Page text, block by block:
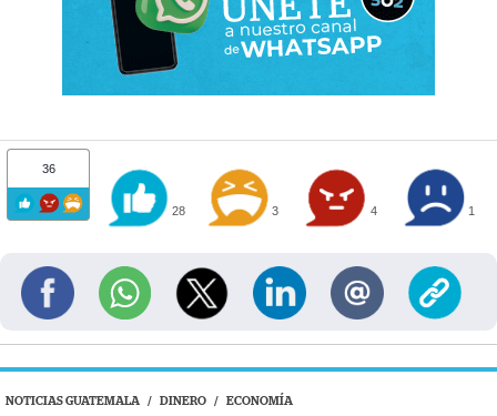
36
28 3 4 1
NOTICIAS GUATEMALA / DINERO / ECONOMÍA